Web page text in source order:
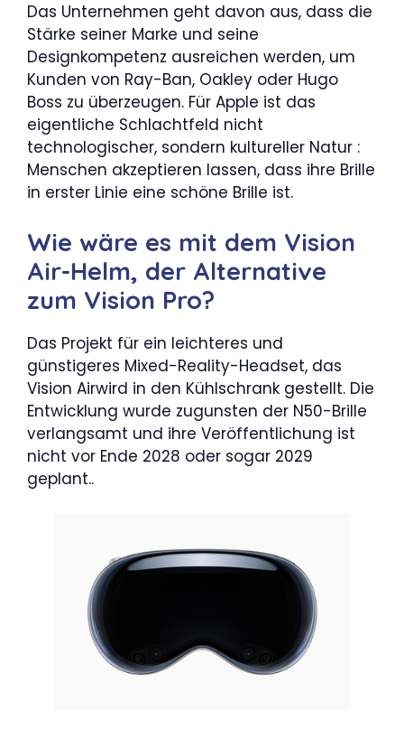
Das Unternehmen geht davon aus, dass die
Stärke seiner Marke und seine
Designkompetenz ausreichen werden, um
Kunden von Ray-Ban, Oakley oder Hugo
Boss zu überzeugen. Für Apple ist das
eigentliche Schlachtfeld nicht
technologischer, sondern kultureller Natur :
Menschen akzeptieren lassen, dass ihre Brille
in erster Linie eine schöne Brille ist.
Wie wäre es mit dem Vision
Air-Helm, der Alternative
zum Vision Pro?
Das Projekt für ein leichteres und
günstigeres Mixed-Reality-Headset, das
Vision Airwird in den Kühlschrank gestellt. Die
Entwicklung wurde zugunsten der N50-Brille
verlangsamt und ihre Veröffentlichung ist
nicht vor Ende 2028 oder sogar 2029
geplant..